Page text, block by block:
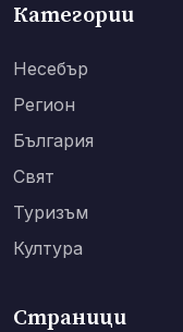
Категории
Несебър
Регион
България
Свят
Туризъм
Култура
Страници